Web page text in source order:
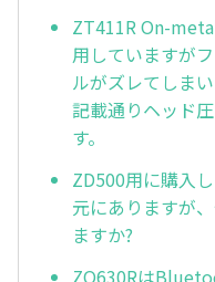
ZT411R On-
用していますが
ルがズレてしま
記載通りヘッド
す。
ZD500用に購入
元にありますが
ますか?
ZQ630Rは